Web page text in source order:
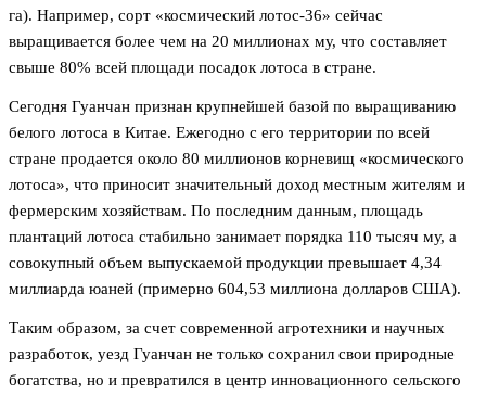
га). Например, сорт «космический лотос-36» сейчас
выращивается более чем на 20 миллионах му, что составляет
свыше 80% всей площади посадок лотоса в стране.
Сегодня Гуанчан признан крупнейшей базой по выращиванию
белого лотоса в Китае. Ежегодно с его территории по всей
стране продается около 80 миллионов корневищ «космического
лотоса», что приносит значительный доход местным жителям и
фермерским хозяйствам. По последним данным, площадь
плантаций лотоса стабильно занимает порядка 110 тысяч му, а
совокупный объем выпускаемой продукции превышает 4,34
миллиарда юаней (примерно 604,53 миллиона долларов США).
Таким образом, за счет современной агротехники и научных
разработок, уезд Гуанчан не только сохранил свои природные
богатства, но и превратился в центр инновационного сельского